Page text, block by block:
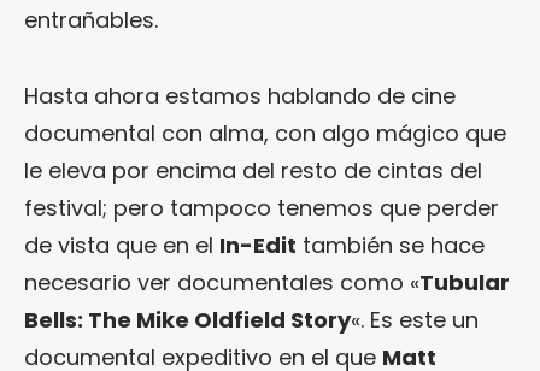
entrañables.
Hasta ahora estamos hablando de cine
documental con alma, con algo mágico que
le eleva por encima del resto de cintas del
festival; pero tampoco tenemos que perder
de vista que en el In-Edit también se hace
necesario ver documentales como «Tubular
Bells: The Mike Oldfield Story«. Es este un
documental expeditivo en el que Matt